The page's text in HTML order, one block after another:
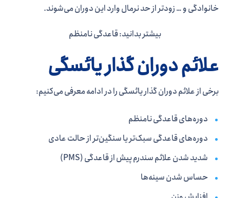
خانوادگی و … زودتر از حد نرمال وارد این دوران می‌­شوند.
بیشتر بدانید: قاعدگی نامنظم
علائم دوران گذار یائسگی
برخی از علائم دوران گذار یائسگی را در ادامه معرفی می­‌کنیم:
دوره­‌های قاعدگی نامنظم
دوره­‌های قاعدگی سبک‌­تر یا سنگین­‌تر از حالت عادی
شدید شدن علائم سندرم پیش از قاعدگی (PMS)
حساس شدن سینه­‌ها